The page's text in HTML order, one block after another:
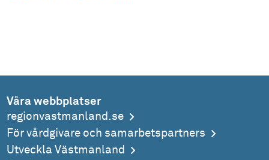
Våra webbplatser
regionvastmanland.se
För vårdgivare och samarbetspartners
Utveckla Västmanland